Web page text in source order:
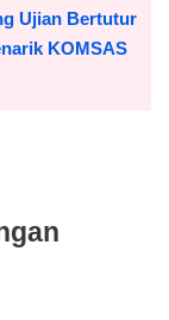
Ujian Bertutur
KOMSAS